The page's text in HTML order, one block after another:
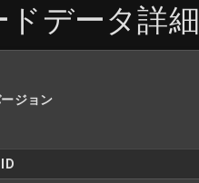
ドデータ詳細
ジョン